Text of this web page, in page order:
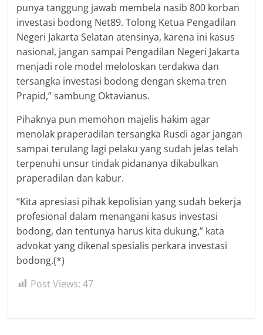
punya tanggung jawab membela nasib 800 korban
investasi bodong Net89. Tolong Ketua Pengadilan
Negeri Jakarta Selatan atensinya, karena ini kasus
nasional, jangan sampai Pengadilan Negeri Jakarta
menjadi role model meloloskan terdakwa dan
tersangka investasi bodong dengan skema tren
Prapid,” sambung Oktavianus.
Pihaknya pun memohon majelis hakim agar
menolak praperadilan tersangka Rusdi agar jangan
sampai terulang lagi pelaku yang sudah jelas telah
terpenuhi unsur tindak pidananya dikabulkan
praperadilan dan kabur.
“Kita apresiasi pihak kepolisian yang sudah bekerja
profesional dalam menangani kasus investasi
bodong, dan tentunya harus kita dukung,” kata
advokat yang dikenal spesialis perkara investasi
bodong.(*)
Post Views: 47